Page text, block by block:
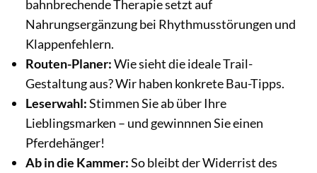
bahnbrechende Therapie setzt auf
Nahrungsergänzung bei Rhythmusstörungen und
Klappenfehlern.
Routen-Planer:Wie sieht die ideale Trail-
Gestaltung aus? Wir haben konkrete Bau-Tipps.
Leserwahl:Stimmen Sie ab über Ihre
Lieblingsmarken – und gewinnnen Sie einen
Pferdehänger!
Ab in die Kammer:So bleibt der Widerrist des